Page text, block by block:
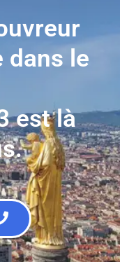
dans le
est là